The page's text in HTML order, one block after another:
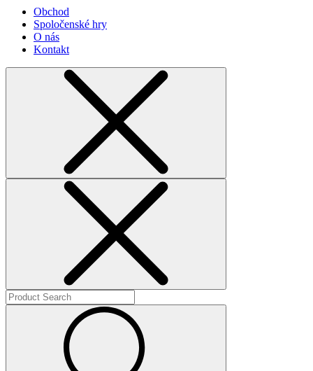
Obchod
Spoločenské hry
O nás
Kontakt